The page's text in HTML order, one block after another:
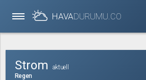
HAVADURUMU.CO
Strom
aktuell
Regen